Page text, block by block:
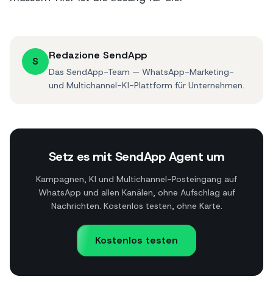
S Redazione SendApp
Das SendApp-Team — WhatsApp-Marketing-
und Multichannel-KI-Plattform für Unternehmen.
Setz es mit SendApp Agent um
Kampagnen, KI und Multichannel-Posteingang auf
WhatsApp und allen Kanälen, ohne Aufschlag auf
Nachrichten. Kostenlos testen, ohne Karte.
Kostenlos testen